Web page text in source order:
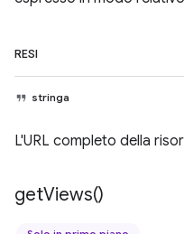
RESI
stringa
L'URL completo della
getViews()